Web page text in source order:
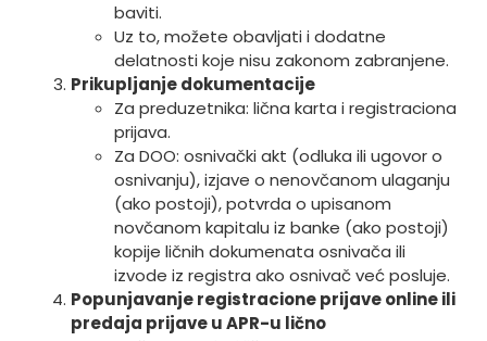
baviti.
Uz to, možete obavljati i dodatne
delatnosti koje nisu zakonom zabranjene.
Prikupljanje dokumentacije
Za preduzetnika: lična karta i registraciona
prijava.
Za DOO: osnivački akt (odluka ili ugovor o
osnivanju), izjave o nenovčanom ulaganju
(ako postoji), potvrda o upisanom
novčanom kapitalu iz banke (ako postoji)
kopije ličnih dokumenata osnivača ili
izvode iz registra ako osnivač već posluje.
Popunjavanje registracione prijave online ili
predaja prijave u APR-u lično